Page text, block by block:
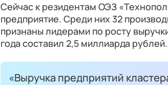
Сейчас к резидентам ОЭЗ
предприятие. Среди них 32
признаны лидерами по росту
года составил 2,5 миллиарда рублей.
«Выручка предприятий